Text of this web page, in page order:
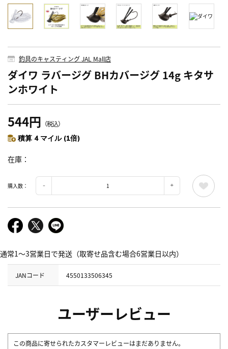
釣具のキャスティング JAL Mall店
ダイワ ラバージグ BHカバージグ 14g キタサ
ンホワイト
544円 （税込）
積算 4 マイル (1倍)
在庫
購入数：
通常1～3営業日で発送（取寄せ品含む場合6営業日以内）
JANコード 4550133506345
ユーザーレビュー
この商品に寄せられたカスタマーレビューはまだありません。